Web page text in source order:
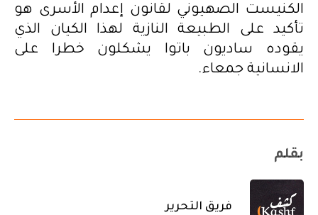
الكنيست الصهيوني لقانون إعدام الأسرى هو
تأكيد على الطبيعة النازية لهذا الكيان الذي
يقوده ساديون باتوا يشكلون خطرا على
الانسانية جمعاء.
بقلم
فريق التحرير